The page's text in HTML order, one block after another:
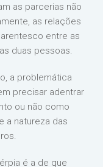
as parcerias não
as relações
entre as
duas pessoas.
a problemática
precisar adentrar
ou não como
a natureza das
é a de que